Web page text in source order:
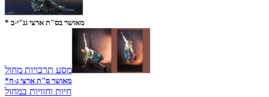
* מאושר בס"ת ארצי גנ"י-ב
מסע תרבויות מחול
*מאושר ס"ת ארצי ג-ח
חיות וחוויות במחול